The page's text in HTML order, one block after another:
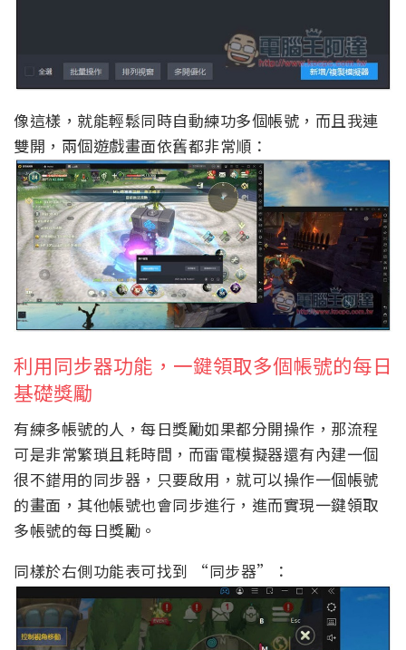
像這樣，就能輕鬆同時自動練功多個帳號，而且我連
雙開，兩個遊戲畫面依舊都非常順：
利用同步器功能，一鍵領取多個帳號的每日
基礎獎勵
有練多帳號的人，每日獎勵如果都分開操作，那流程
可是非常繁瑣且耗時間，而雷電模擬器還有內建一個
很不錯用的同步器，只要啟用，就可以操作一個帳號
的畫面，其他帳號也會同步進行，進而實現一鍵領取
多帳號的每日獎勵。
同樣於右側功能表可找到 “同步器”：